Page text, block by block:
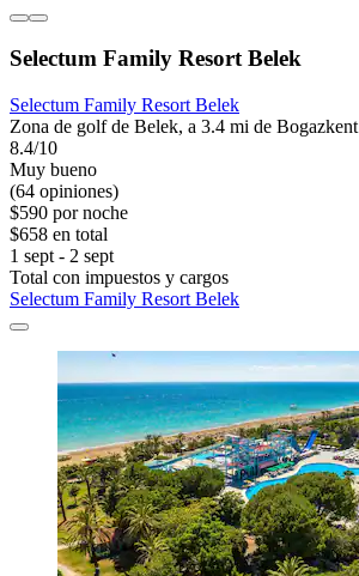
Selectum Family Resort Belek
Selectum Family Resort Belek
Zona de golf de Belek, a 3.4 mi de Bogazkent
8.4/10
Muy bueno
(64 opiniones)
$590 por noche
$658 en total
1 sept - 2 sept
Total con impuestos y cargos
Selectum Family Resort Belek